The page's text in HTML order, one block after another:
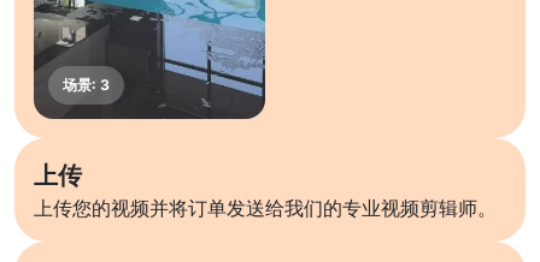
上传
上传您的视频并将订单发送给我们的专业视频剪辑师。